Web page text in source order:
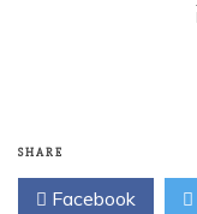
SHARE
Facebook